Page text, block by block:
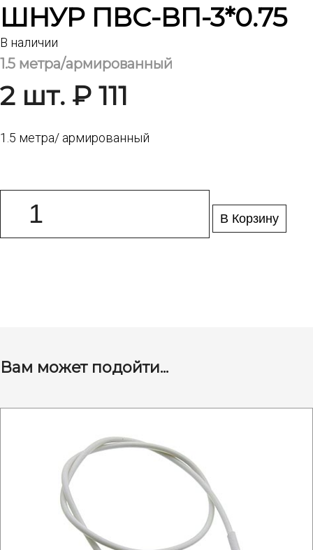
ШНУР ПВС-ВП-3*0.75
В наличии
1.5 метра/армированный
2 шт. ₽ 111
1.5 метра/ армированный
В Корзину
Вам может подойти...